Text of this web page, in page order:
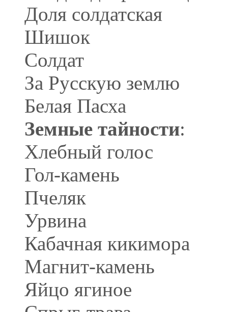
Доля солдатская
Шишок
Солдат
За Русскую землю
Белая Пасха
Земные тайности:
Хлебный голос
Гол-камень
Пчеляк
Урвина
Кабачная кикимора
Магнит-камень
Яйцо ягиное